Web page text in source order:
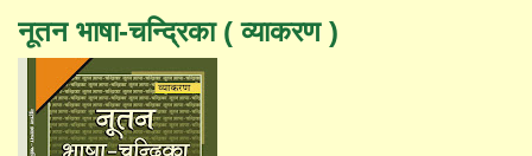
नूतन भाषा-चन्द्रिका ( व्याकरण )